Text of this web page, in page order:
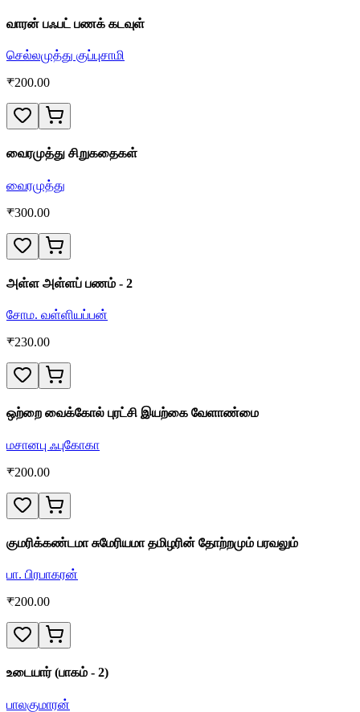
வாரன் பஃபட் பணக் கடவுள்
செல்லமுத்து குப்புசாமி
₹200.00
வைரமுத்து சிறுகதைகள்
வைரமுத்து
₹300.00
அள்ள அள்ளப் பணம் - 2
சோம. வள்ளியப்பன்
₹230.00
ஒற்றை வைக்கோல் புரட்சி இயற்கை வேளாண்மை
மசானபு ஃபுகோகா
₹200.00
குமரிக்கண்டமா சுமேரியமா தமிழரின் தோற்றமும் பரவலும்
பா. பிரபாகரன்
₹200.00
உடையார் (பாகம் - 2)
பாலகுமாரன்